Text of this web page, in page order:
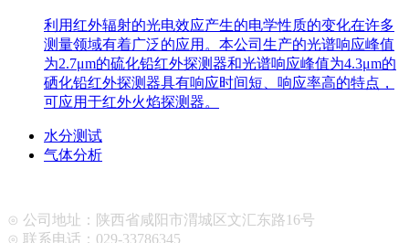
利用红外辐射的光电效应产生的电学性质的变化在许多
测量领域有着广泛的应用。本公司生产的光谱响应峰值
为2.7μm的硫化铅红外探测器和光谱响应峰值为4.3μm的
硒化铅红外探测器具有响应时间短、响应率高的特点，
可应用于红外火焰探测器。
水分测试
气体分析
⊙ 公司地址：陕西省咸阳市渭城区文汇东路16号
⊙ 联系电话：029-33786345